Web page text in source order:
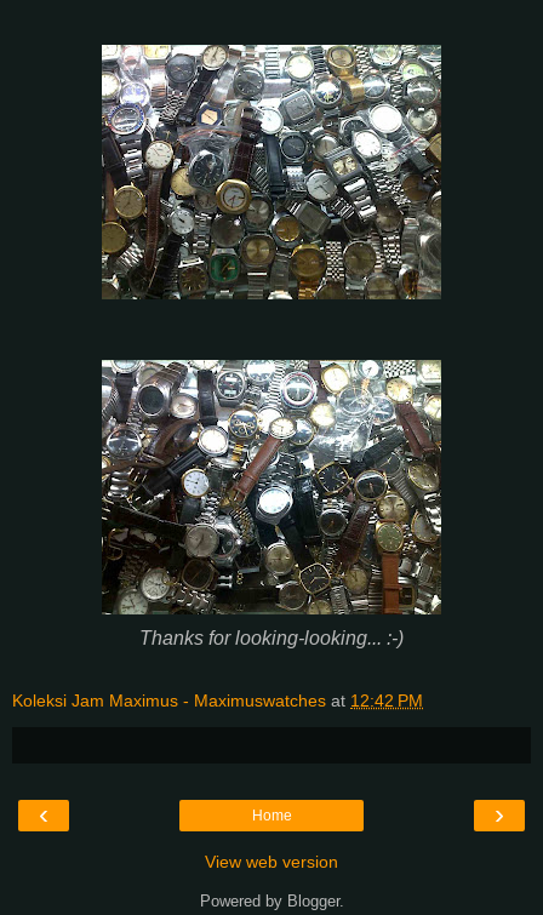
Thanks for looking-looking... :-)
Koleksi Jam Maximus - Maximuswatches at 12:42 PM
‹ ›
Home
View web version
Powered by Blogger.